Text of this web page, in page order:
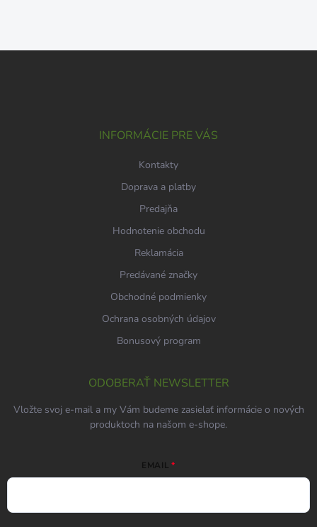
INFORMÁCIE PRE VÁS
Kontakty
Doprava a platby
Predajňa
Hodnotenie obchodu
Reklamácia
Predávané značky
Obchodné podmienky
Ochrana osobných údajov
Bonusový program
ODOBERAŤ NEWSLETTER
Vložte svoj e-mail a my Vám budeme zasielať informácie o nových
produktoch na našom e-shope.
EMAIL